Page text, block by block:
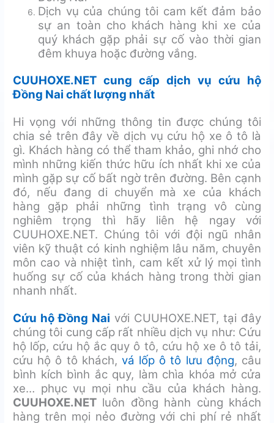
Dịch vụ của chúng tôi cam kết đảm bảo
sự an toàn cho khách hàng khi xe của
quý khách gặp phải sự cố vào thời gian
đêm khuya hoặc đường vắng.
CUUHOXE.NET cung cấp dịch vụ cứu hộ
Đồng Nai chất lượng nhất
Hi vọng với những thông tin được chúng tôi
chia sẻ trên đây về dịch vụ cứu hộ xe ô tô là
gì. Khách hàng có thể tham khảo, ghi nhớ cho
mình những kiến thức hữu ích nhất khi xe của
mình gặp sự cố bất ngờ trên đường. Bên cạnh
đó, nếu đang di chuyển mà xe của khách
hàng gặp phải những tình trạng vô cùng
nghiêm trọng thì hãy liên hệ ngay với
CUUHOXE.NET. Chúng tôi với đội ngũ nhân
viên kỹ thuật có kinh nghiệm lâu năm, chuyên
môn cao và nhiệt tình, cam kết xử lý mọi tình
huống sự cố của khách hàng trong thời gian
nhanh nhất.
Cứu hộ Đồng Nai với CUUHOXE.NET, tại đây
chúng tôi cung cấp rất nhiều dịch vụ như: Cứu
hộ lốp, cứu hộ ắc quy ô tô, cứu hộ xe ô tô tải,
cứu hộ ô tô khách, vá lốp ô tô lưu động, câu
bình kích bình ắc quy, làm chìa khóa mở cửa
xe… phục vụ mọi nhu cầu của khách hàng.
CUUHOXE.NET luôn đồng hành cùng khách
hàng trên mọi nẻo đường với chi phí rẻ nhất